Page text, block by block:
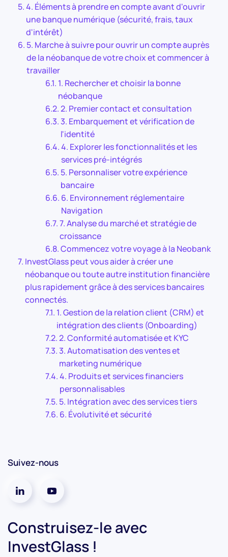
4. Éléments à prendre en compte avant d'ouvrir
une banque numérique (sécurité, frais, taux
d'intérêt)
5. Marche à suivre pour ouvrir un compte auprès
de la néobanque de votre choix et commencer à
travailler
1. Rechercher et choisir la bonne
néobanque
2. Premier contact et consultation
3. Embarquement et vérification de
l'identité
4. Explorer les fonctionnalités et les
services pré-intégrés
5. Personnaliser votre expérience
bancaire
6. Environnement réglementaire
Navigation
7. Analyse du marché et stratégie de
croissance
Commencez votre voyage à la Neobank
InvestGlass peut vous aider à créer une
néobanque ou toute autre institution financière
plus rapidement grâce à des services bancaires
connectés.
1. Gestion de la relation client (CRM) et
intégration des clients (Onboarding)
2. Conformité automatisée et KYC
3. Automatisation des ventes et
marketing numérique
4. Produits et services financiers
personnalisables
5. Intégration avec des services tiers
6. Évolutivité et sécurité
Suivez-nous
Construisez-le avec
InvestGlass !